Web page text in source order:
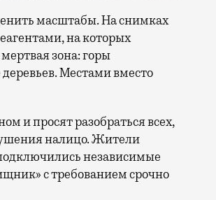
масштабы. На снимках
на которых
зона: горы
Местами вместо
и просят разобраться всех,
налицо. Жители
независимые
с требованием срочно